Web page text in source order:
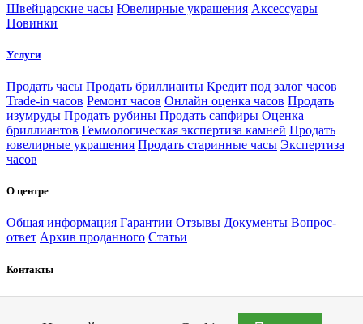
Швейцарские часы Ювелирные украшения Аксессуары
Новинки
Услуги
Продать часы Продать бриллианты Кредит под залог часов
Trade-in часов Ремонт часов Онлайн оценка часов Продать
изумруды Продать рубины Продать сапфиры Оценка
бриллиантов Геммологическая экспертиза камней Продать
ювелирные украшения Продать старинные часы Экспертиза
часов
О центре
Общая информация Гарантии Отзывы Документы Вопрос-
ответ Архив проданного Статьи
Контакты
Москва Санкт-Петербург